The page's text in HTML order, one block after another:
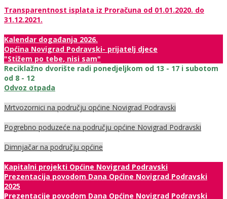
Transparentnost isplata iz Proračuna od 01.01.2020. do
31.12.2021.
Kalendar događanja 2026.
Općina Novigrad Podravski- prijatelj djece
"Stižem po tebe, nisi sam"
Reciklažno dvorište radi ponedjeljkom od 13 - 17 i subotom
od 8 - 12
Odvoz otpada
Mrtvozornici na području općine Novigrad Podravski
Pogrebno poduzeće na području općine Novigrad Podravski
Dimnjačar na području općine
Kapitalni projekti Općine Novigrad Podravski
Prezentacija povodom Dana Općine Novigrad Podravski
2025
Prezentacije povodom Dana Općine Novigrad Podravski